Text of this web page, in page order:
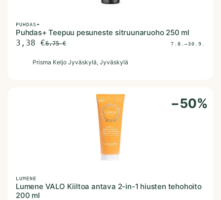
PUHDAS+
Puhdas+ Teepuu pesuneste sitruunaruoho 250 ml
3,38 €6,75€ 7.8.–30.9.
Prisma Keljo Jyväskylä, Jyväskylä
−50%
LUMENE
Lumene VALO Kiiltoa antava 2-in-1 hiusten tehohoito
200 ml